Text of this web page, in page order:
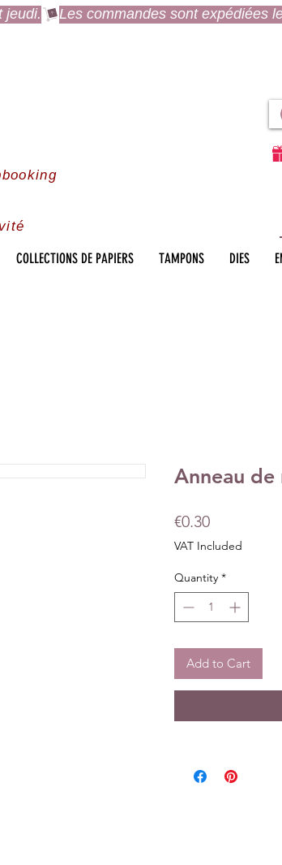
jeudi.
COLLECTIONS DE PAPIERS TAMPONS DIES
Anneau
€0.30Price
VAT Included
Quantity *
Add to Cart